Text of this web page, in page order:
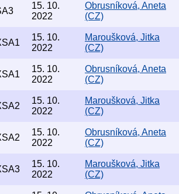
15. 10.
2022
Obrusníková, Aneta
(CZ)
15. 10.
2022
Maroušková, Jitka
(CZ)
15. 10.
2022
Obrusníková, Aneta
(CZ)
15. 10.
2022
Maroušková, Jitka
(CZ)
15. 10.
2022
Obrusníková, Aneta
(CZ)
15. 10.
2022
Maroušková, Jitka
(CZ)